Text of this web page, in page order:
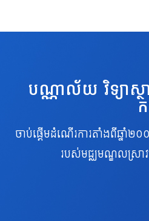
បណ្ណាល័យ វិទ្យាស្
ចាប់ផ្តើមដំណើរការតាំងពីឆ្នាំ២០
របស់មជ្ឈមណ្ឌលស្រាវជ្